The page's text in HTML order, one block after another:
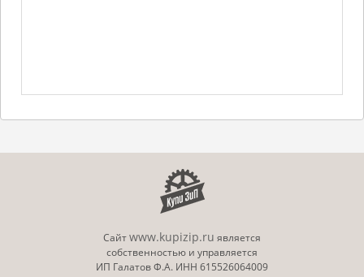
Сайтwww.kupizip.ru является
собственностью и управляется
ИП Галатов Ф.А. ИНН 615526064009